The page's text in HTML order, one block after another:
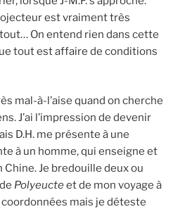
est vraiment très
On entend rien dans cette
tout est affaire de conditions
mal-à-l’aise quand on cherche
J’ai l’impression de devenir
D.H. me présente à une
à un homme, qui enseigne et
Chine. Je bredouille deux ou
Polyeucteet de mon voyage à
mais je déteste